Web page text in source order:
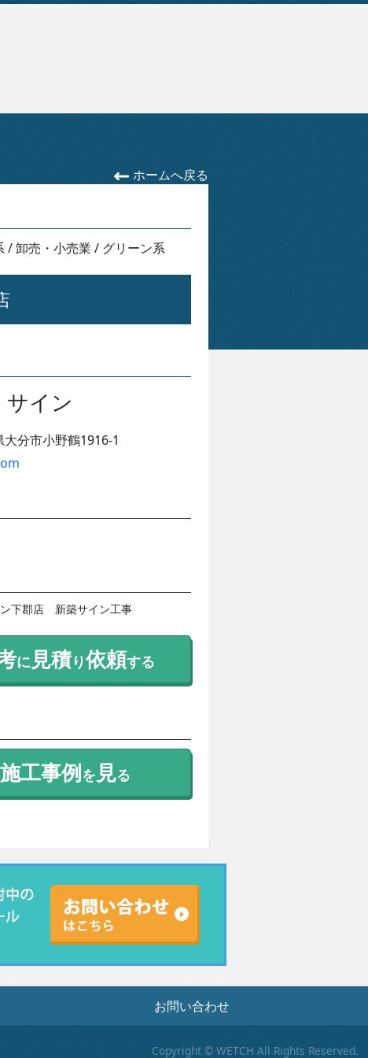
ホームへ戻る
/卸売・小売業 / グリーン系
イン
大分市小野鶴1916-1
下郡店　新築サイン工事
に 見積り依頼する
施工事例を 見る
お問い合わせ
Copyright © WETCH All Rights Reserved.